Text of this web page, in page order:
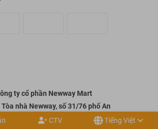
CTV Tiếng Việt
ty cổ phần Newway Mart
nhà Newway, số 31/76 phố An
phường Hồng Hà , tp Hà Nội, Việt